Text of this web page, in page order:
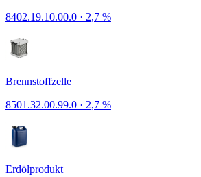
8402.19.10.00.0 · 2,7 %
Brennstoffzelle
8501.32.00.99.0 · 2,7 %
Erdölprodukt